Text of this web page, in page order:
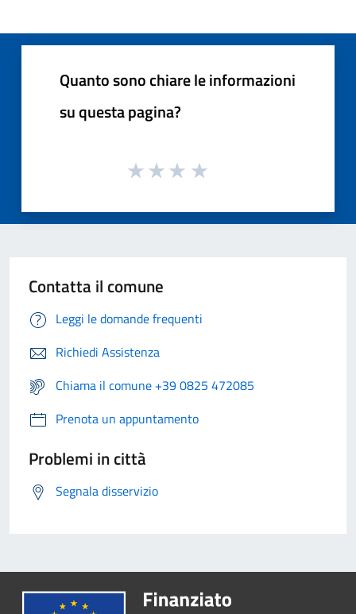
Quanto sono chiare le informazioni
su questa pagina?
Contatta il comune
Leggi le domande frequenti
Richiedi Assistenza
Chiama il comune +39 0825 472085
Prenota un appuntamento
Problemi in città
Segnala disservizio